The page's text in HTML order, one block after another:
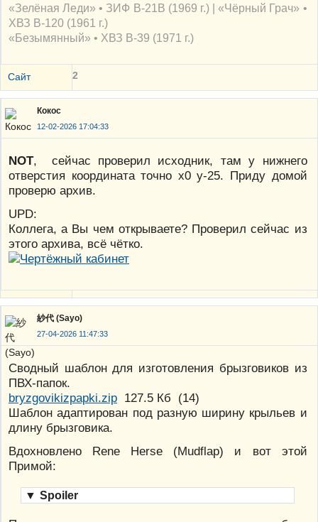
«Зелёная Леди» • ЗИФ В-21В (1969 г.) | «Чёрный Грач» •
ХВЗ В-120 (1961 г.)
«Безымянный» • ХВЗ В-39 (1971 г.)
Сайт 2
Кокос
12-02-2026 17:04:33
NOT, сейчас проверил исходник, там у нижнего
отверстия координата точно х0 у-25. Приду домой
проверю архив.
UPD:
Коллега, а Вы чем открываете? Проверил сейчас из
этого архива, всё чётко.
紗代 (Sayo)
27-04-2026 11:47:33
Сводный шаблон для изготовления брызговиков из
ПВХ-папок.
bryzgovikizpapki.zip 127.5 Кб (14)
Шаблон адаптирован под разную ширину крыльев и
длину брызговика.
Вдохновлено Rene Herse (Mudflap) и вот этой
Примой:
▼ Spoiler